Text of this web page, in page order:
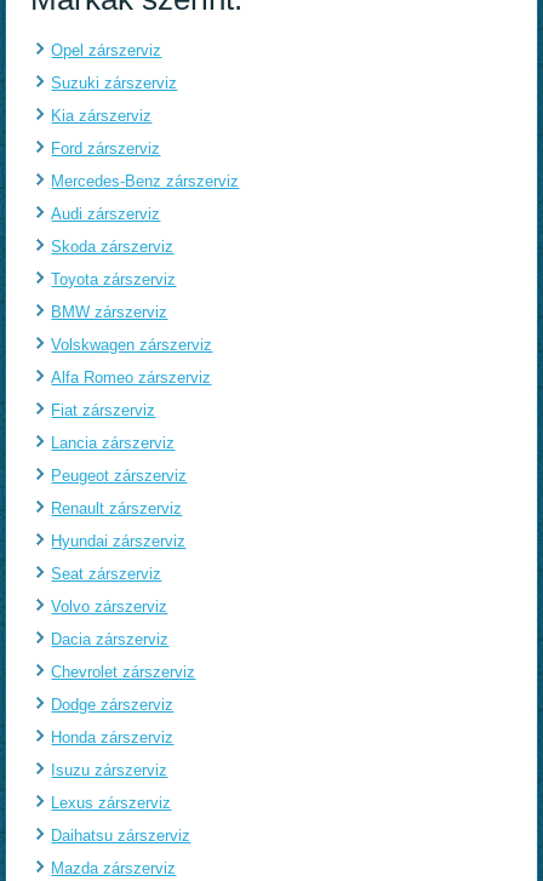
Opel zárszerviz
Suzuki zárszerviz
Kia zárszerviz
Ford zárszerviz
Mercedes-Benz zárszerviz
Audi zárszerviz
Skoda zárszerviz
Toyota zárszerviz
BMW zárszerviz
Volskwagen zárszerviz
Alfa Romeo zárszerviz
Fiat zárszerviz
Lancia zárszerviz
Peugeot zárszerviz
Renault zárszerviz
Hyundai zárszerviz
Seat zárszerviz
Volvo zárszerviz
Dacia zárszerviz
Chevrolet zárszerviz
Dodge zárszerviz
Honda zárszerviz
Isuzu zárszerviz
Lexus zárszerviz
Daihatsu zárszerviz
Mazda zárszerviz